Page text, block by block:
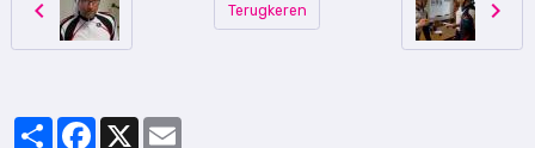
Terugkeren
PartagerFacebook